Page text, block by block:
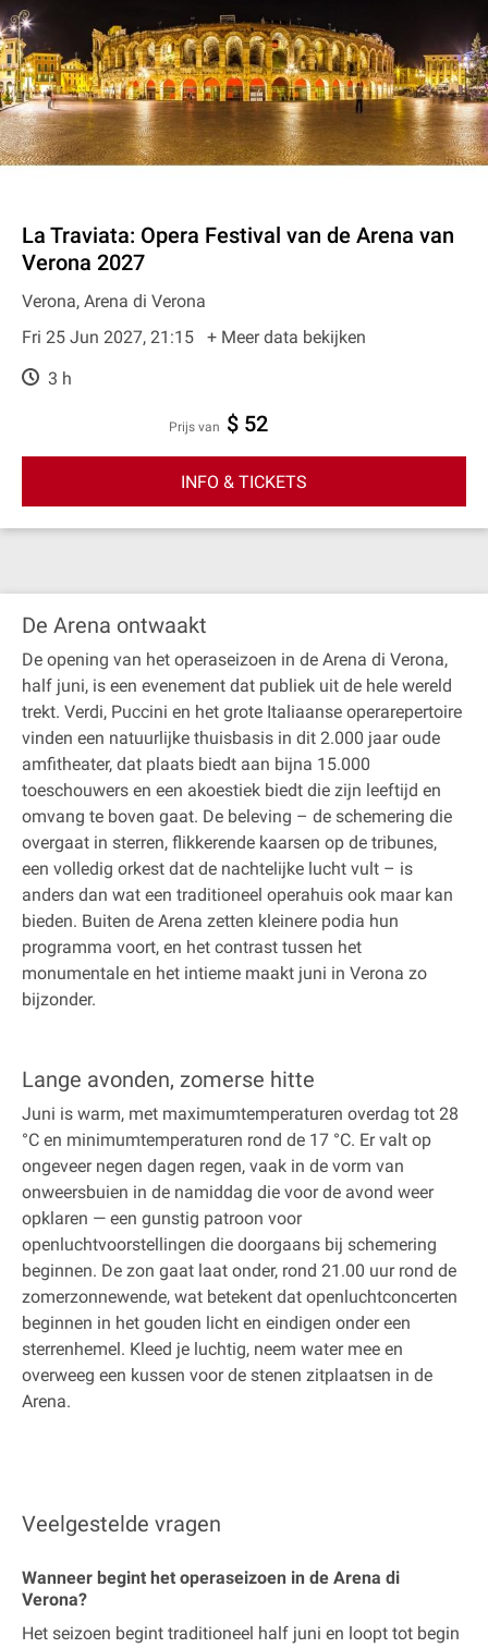
La Traviata: Opera Festival van de Arena van
Verona 2027
Verona, Arena di Verona
Fri 25 Jun 2027, 21:15
+ Meer data bekijken
3 h
prijs van $ 52
INFO & TICKETS
De Arena ontwaakt
De opening van het operaseizoen in de Arena di Verona,
half juni, is een evenement dat publiek uit de hele wereld
trekt. Verdi, Puccini en het grote Italiaanse operarepertoire
vinden een natuurlijke thuisbasis in dit 2.000 jaar oude
amfitheater, dat plaats biedt aan bijna 15.000
toeschouwers en een akoestiek biedt die zijn leeftijd en
omvang te boven gaat. De beleving – de schemering die
overgaat in sterren, flikkerende kaarsen op de tribunes,
een volledig orkest dat de nachtelijke lucht vult – is
anders dan wat een traditioneel operahuis ook maar kan
bieden. Buiten de Arena zetten kleinere podia hun
programma voort, en het contrast tussen het
monumentale en het intieme maakt juni in Verona zo
bijzonder.
Lange avonden, zomerse hitte
Juni is warm, met maximumtemperaturen overdag tot 28
°C en minimumtemperaturen rond de 17 °C. Er valt op
ongeveer negen dagen regen, vaak in de vorm van
onweersbuien in de namiddag die voor de avond weer
opklaren — een gunstig patroon voor
openluchtvoorstellingen die doorgaans bij schemering
beginnen. De zon gaat laat onder, rond 21.00 uur rond de
zomerzonnewende, wat betekent dat openluchtconcerten
beginnen in het gouden licht en eindigen onder een
sterrenhemel. Kleed je luchtig, neem water mee en
overweeg een kussen voor de stenen zitplaatsen in de
Arena.
Veelgestelde vragen
Wanneer begint het operaseizoen in de Arena di
Verona?
Het seizoen begint traditioneel half juni en loopt tot begin